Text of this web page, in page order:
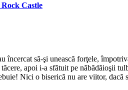
Castle
încercat să-şi unească forţele,
apoi i-a sfătuit pe năbădăioşii
Nici o biserică nu are viitor,